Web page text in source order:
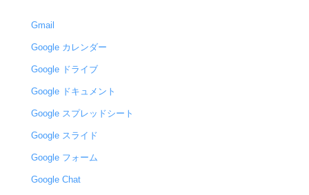
Gmail
Google カレンダー
Google ドライブ
Google ドキュメント
Google スプレッドシート
Google スライド
Google フォーム
Google Chat